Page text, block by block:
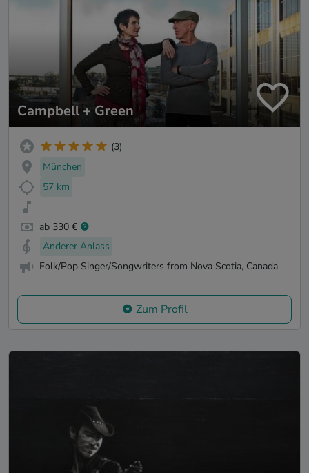
Campbell + Green
(3)
München
57 km
ab 330 €
Anderer Anlass
Folk/Pop Singer/Songwriters from Nova Scotia, Canada
Zum Profil